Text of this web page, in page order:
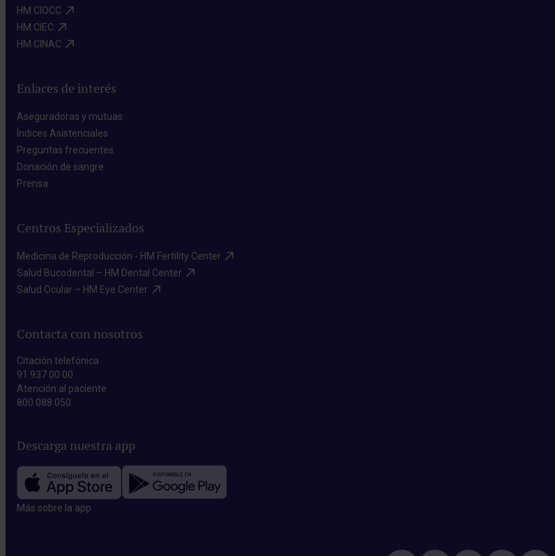
HM CIOCC​
HM CIEC​
HM CINAC​
Enlaces de interés
Aseguradoras y mutuas​
Índices Asistenciales​
Preguntas frecuentes​
Donación de sangre​
Prensa​
Centros Especializados
Medicina de Reproducción - HM Fertility Center​
Salud Bucodental – HM Dental Center​
Salud Ocular – HM Eye Center​
Contacta con nosotros
Citación telefónica
91 937 00 00
Atención al paciente
800 088 050
Descarga nuestra app
Más sobre la app​